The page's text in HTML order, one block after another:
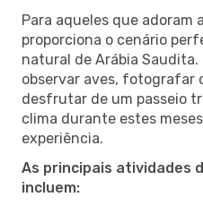
Para aqueles que adoram
proporciona o cenário
natural de Arábia
observar aves, fotografar
desfrutar de um passeio
clima durante estes
experiência.
As principais atividades
incluem: